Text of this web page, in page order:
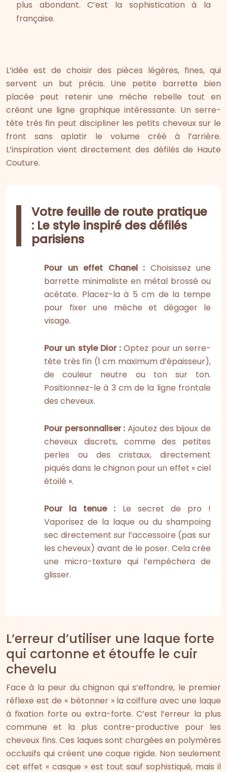
plus abondant. C’est la sophistication à la
française.
L’idée est de choisir des pièces légères, fines, qui
servent un but précis. Une petite barrette bien
placée peut retenir une mèche rebelle tout en
créant une ligne graphique intéressante. Un serre-
tête très fin peut discipliner les petits cheveux sur le
front sans aplatir le volume créé à l’arrière.
L’inspiration vient directement des défilés de Haute
Couture.
Votre feuille de route pratique
: Le style inspiré des défilés
parisiens
Pour un effet Chanel : Choisissez une
barrette minimaliste en métal brossé ou
acétate. Placez-la à 5 cm de la tempe
pour fixer une mèche et dégager le
visage.
Pour un style Dior : Optez pour un serre-
tête très fin (1 cm maximum d’épaisseur),
de couleur neutre ou ton sur ton.
Positionnez-le à 3 cm de la ligne frontale
des cheveux.
Pour personnaliser : Ajoutez des bijoux de
cheveux discrets, comme des petites
perles ou des cristaux, directement
piqués dans le chignon pour un effet « ciel
étoilé ».
Pour la tenue : Le secret de pro !
Vaporisez de la laque ou du shampoing
sec directement sur l’accessoire (pas sur
les cheveux) avant de le poser. Cela crée
une micro-texture qui l’empêchera de
glisser.
L’erreur d’utiliser une laque forte
qui cartonne et étouffe le cuir
chevelu
Face à la peur du chignon qui s’effondre, le premier
réflexe est de « bétonner » la coiffure avec une laque
à fixation forte ou extra-forte. C’est l’erreur la plus
commune et la plus contre-productive pour les
cheveux fins. Ces laques sont chargées en polymères
occlusifs qui créent une coque rigide. Non seulement
cet effet « casque » est tout sauf sophistiqué, mais il